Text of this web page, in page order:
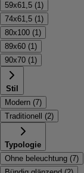
59x61,5 (1)
74x61,5 (1)
80x100 (1)
89x60 (1)
90x70 (1)
Stil
Modern (7)
Traditionell
(2)
Typologie
Ohne beleuchtung (7)